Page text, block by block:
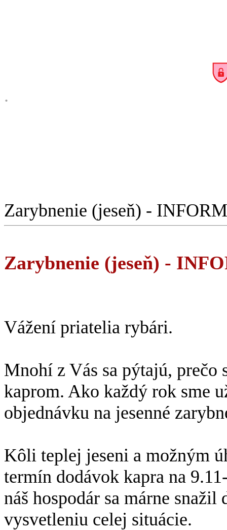
.
Zarybnenie (jeseň) -
Zarybnenie (jeseň) -
Vážení priatelia rybári.
Mnohí z Vás sa pýtajú, prečo
kaprom. Ako každý rok sme
objednávku na jesenné
Kôli teplej jeseni a možným
termín dodávok kapra na
náš hospodár sa márne
vysvetleniu celej situácie.